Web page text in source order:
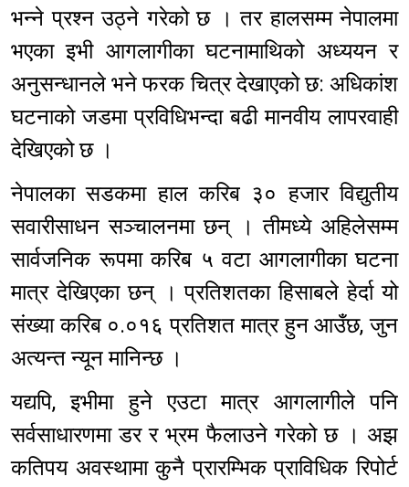
भन्ने प्रश्न उठ्ने गरेको छ । तर हालसम्म नेपालमा
भएका इभी आगलागीका घटनामाथिको अध्ययन र
अनुसन्धानले भने फरक चित्र देखाएको छ: अधिकांश
घटनाको जडमा प्रविधिभन्दा बढी मानवीय लापरवाही
देखिएको छ ।
नेपालका सडकमा हाल करिब ३० हजार विद्युतीय
सवारीसाधन सञ्चालनमा छन् । तीमध्ये अहिलेसम्म
सार्वजनिक रूपमा करिब ५ वटा आगलागीका घटना
मात्र देखिएका छन् । प्रतिशतका हिसाबले हेर्दा यो
संख्या करिब ०.०१६ प्रतिशत मात्र हुन आउँछ, जुन
अत्यन्त न्यून मानिन्छ ।
यद्यपि, इभीमा हुने एउटा मात्र आगलागीले पनि
सर्वसाधारणमा डर र भ्रम फैलाउने गरेको छ । अझ
कतिपय अवस्थामा कुनै प्रारम्भिक प्राविधिक रिपोर्ट